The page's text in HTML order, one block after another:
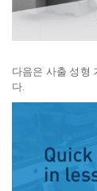
다음은 사출 성형
다.